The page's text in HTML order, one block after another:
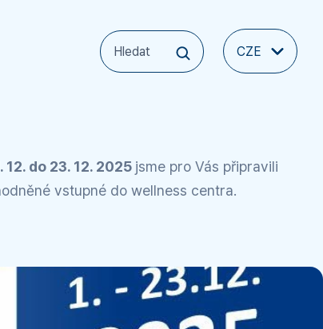
CZE
12. do 23. 12. 2025 jsme pro Vás připravili
vstupné do wellness centra.